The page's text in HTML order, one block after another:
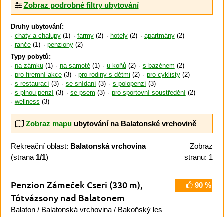
Zobraz podrobné filtry ubytování
Druhy ubytování:
chaty a chalupy(1) farmy(2) hotely(2) apartmány(2)
ranče(1) penziony(2)
Typy pobytů:
na zámku(1) na samotě(1) u koňů(2) s bazénem (2)
pro firemní akce(3) pro rodiny s dětmi (2) pro cyklisty(2)
s restaurací (3) se snídaní (3) s polopenzí (3)
s plnou penzí (3) se psem (3) pro sportovní soustředění (2)
wellness (3)
Zobraz mapuubytování na Balatonské vrchovině
Rekreační oblast: Balatonská vrchovina
(strana 1/1)
Zobraz
stranu: 1
90 %
Penzion Zámeček Cseri (330 m),
Tótvázsony nad Balatonem
Balaton / Balatonská vrchovina / Bakoňský les